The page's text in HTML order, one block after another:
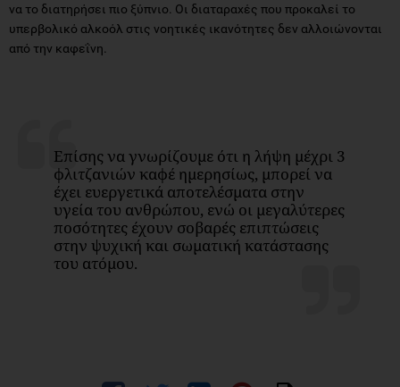
να το διατηρήσει πιο ξύπνιο. Οι διαταραχές που προκαλεί το
υπερβολικό αλκοόλ στις νοητικές ικανότητες δεν αλλοιώνονται
από την καφεΐνη.
Επίσης να γνωρίζουμε ότι η λήψη μέχρι 3
φλιτζανιών καφέ ημερησίως, μπορεί να
έχει ευεργετικά αποτελέσματα στην
υγεία του ανθρώπου, ενώ οι μεγαλύτερες
ποσότητες έχουν σοβαρές επιπτώσεις
στην ψυχική και σωματική κατάστασης
του ατόμου.